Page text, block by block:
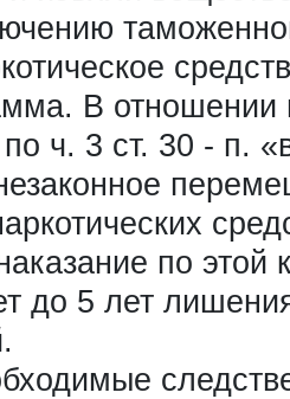
В отношении
ч. 3 ст. 30 - п.
по этой
до 5 лет